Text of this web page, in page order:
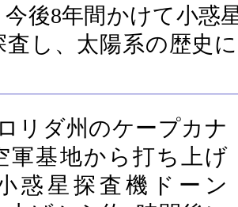
今後8年間かけて小惑
査し、太陽系の歴史
リダ州のケープカナ
軍基地から打ち上げ
惑星探査機ドーン